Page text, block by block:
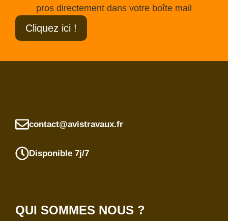
pros directement dans votre boîte mail
Cliquez ici !
contact@avistravaux.fr
Disponible 7j/7
QUI SOMMES NOUS ?